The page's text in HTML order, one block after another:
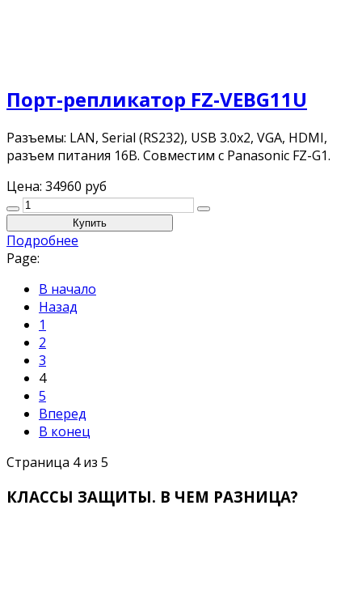
Порт-репликатор FZ-VEBG11U
Разъемы: LAN, Serial (RS232), USB 3.0x2, VGA, HDMI,
разъем питания 16В. Совместим с Panasonic FZ-G1.
Цена: 34960 руб
Подробнее
Page:
В начало
Назад
1
2
3
4
5
Вперед
В конец
Страница 4 из 5
КЛАССЫ ЗАЩИТЫ. В ЧЕМ РАЗНИЦА?